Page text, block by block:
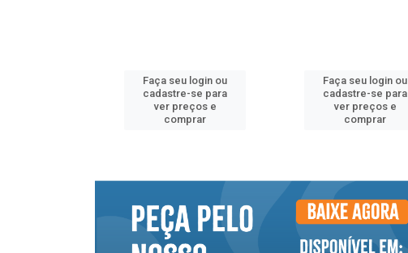
Faça seu login ou
cadastre-se para
ver preços e
comprar
Faça seu login ou
cadastre-se para
ver preços e
comprar